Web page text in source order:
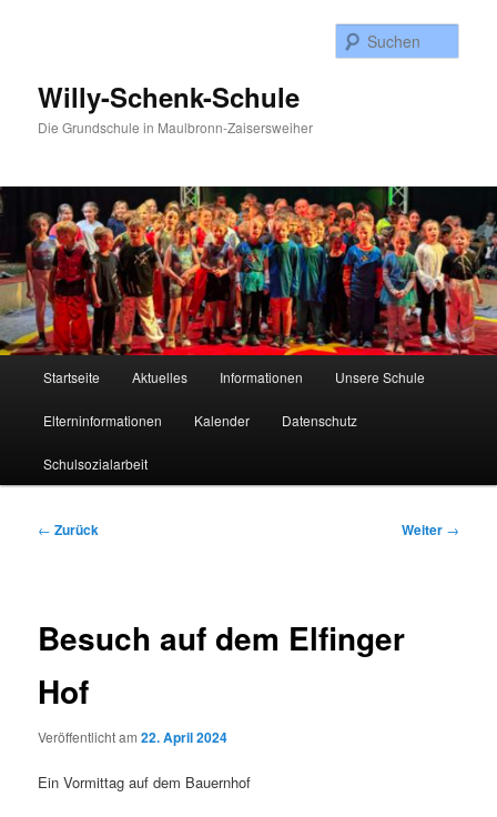
Willy-Schenk-Schule
Die Grundschule in Maulbronn-Zaisersweiher
Startseite Aktuelles Informationen Unsere Schule
Elterninformationen Kalender Datenschutz
Schulsozialarbeit
Beitragsnavigation
← Zurück Weiter →
Besuch auf dem Elfinger
Hof
Veröffentlicht am22. April 2024
Ein Vormittag auf dem Bauernhof